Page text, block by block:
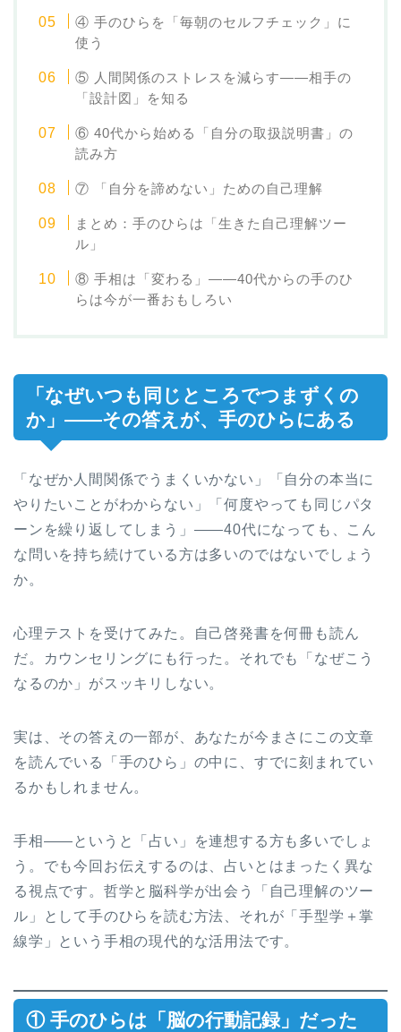
④ 手のひらを「毎朝のセルフチェック」に
使う
⑤ 人間関係のストレスを減らす——相手の
「設計図」を知る
⑥ 40代から始める「自分の取扱説明書」の
読み方
⑦ 「自分を諦めない」ための自己理解
まとめ：手のひらは「生きた自己理解ツー
ル」
⑧ 手相は「変わる」——40代からの手のひ
らは今が一番おもしろい
「なぜいつも同じところでつまずくの
か」——その答えが、手のひらにある
「なぜか人間関係でうまくいかない」「自分の本当に
やりたいことがわからない」「何度やっても同じパタ
ーンを繰り返してしまう」——40代になっても、こん
な問いを持ち続けている方は多いのではないでしょう
か。
心理テストを受けてみた。自己啓発書を何冊も読ん
だ。カウンセリングにも行った。それでも「なぜこう
なるのか」がスッキリしない。
実は、その答えの一部が、あなたが今まさにこの文章
を読んでいる「手のひら」の中に、すでに刻まれてい
るかもしれません。
手相——というと「占い」を連想する方も多いでしょ
う。でも今回お伝えするのは、占いとはまったく異な
る視点です。哲学と脳科学が出会う「自己理解のツー
ル」として手のひらを読む方法、それが「手型学＋掌
線学」という手相の現代的な活用法です。
① 手のひらは「脳の行動記録」だった